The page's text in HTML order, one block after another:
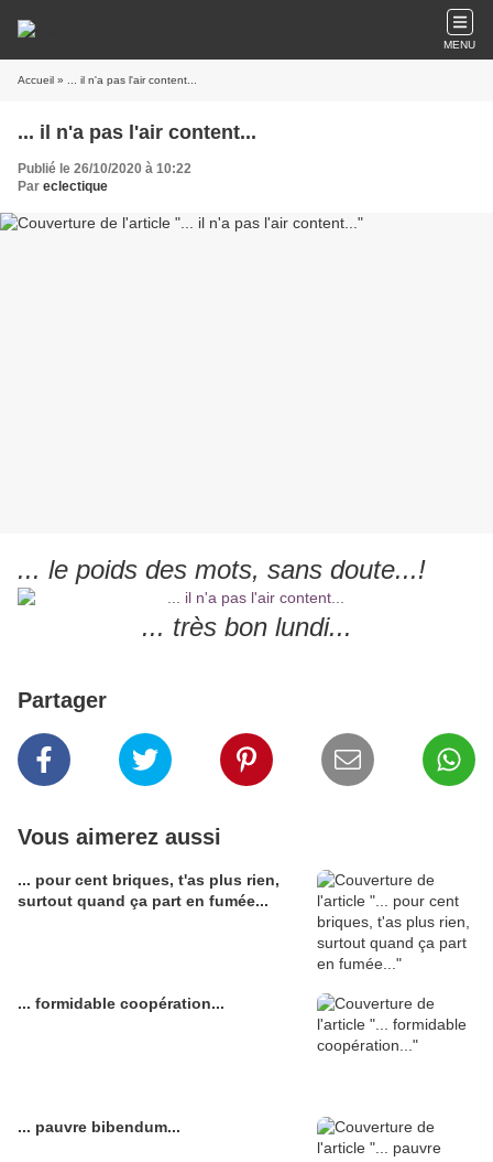
MENU
Accueil » ... il n'a pas l'air content...
... il n'a pas l'air content...
Publié le 26/10/2020 à 10:22
Par eclectique
... le poids des mots, sans doute...!
... très bon lundi...
Partager
Vous aimerez aussi
... pour cent briques, t'as plus rien,
surtout quand ça part en fumée...
... formidable coopération...
... pauvre bibendum...